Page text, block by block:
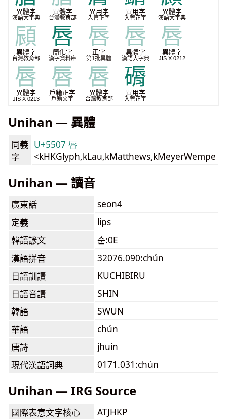
異體字
漢語大字典
異體字
台灣教育部
異用字
入管正字
異用字
入管正字
異體字
漢語大字典
䫃
異體字
台灣教育部
唇
簡化字
漢字資料庫
唇
正字
第1批異體
唇
異體字
漢語大字典
唇
異體字
JIS X 0212
唇
異體字
JIS X 0213
唇
戶籍正字
戶籍文字
唇
異體字
台灣教育部
磭
異用字
入管正字
Unihan — 異體
同義
字
U+5507 唇
<kHKGlyph,kLau,kMatthews,kMeyerWempe
Unihan — 讀音
廣東話
seon4
定義
lips
韓語諺文
순:0E
漢語拼音
32076.090:chún
日語訓讀
KUCHIBIRU
日語音讀
SHIN
韓語
SWUN
華語
chún
唐詩
jhuin
現代漢語詞典
0171.031:chún
Unihan — IRG Source
國際表意文字核心
ATJHKP